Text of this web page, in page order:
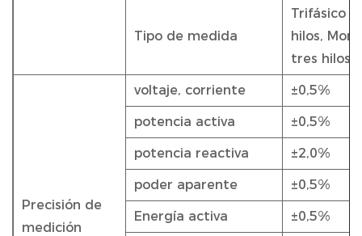
Tipo de medida
Trifásico
hilos,
tres hilos
Precisión de
medición
voltaje, corriente ±0,5%
potencia activa ±0,5%
potencia reactiva ±2,0%
poder aparente ±0,5%
Energía activa ±0,5%